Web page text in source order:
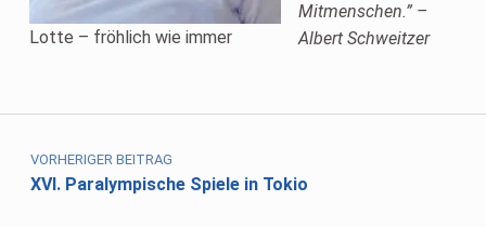
Lotte – fröhlich wie immer
Mitmenschen.” –
Albert Schweitzer
Beitragsnavigation
VORHERIGER BEITRAG
XVI. Paralympische Spiele in Tokio